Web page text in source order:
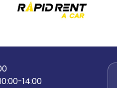
14:00